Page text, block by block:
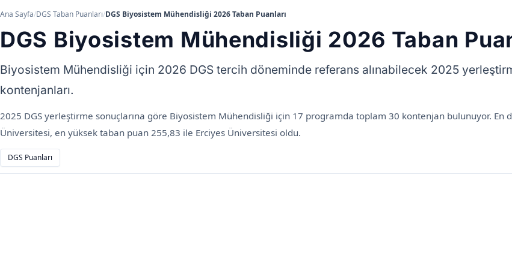
Ana Sayfa/DGS Taban Puanları/DGS Biyosistem Mühendisliği 2026 Taban Puanları
DGS Biyosistem Mühendisliği 2026 Taban
Biyosistem Mühendisliği için 2026 DGS tercih döneminde referans alınabilecek 2025
kontenjanları.
2025 DGS yerleştirme sonuçlarına göre Biyosistem Mühendisliği için 17 programda toplam 30 kontenjan bulunuyor.
Üniversitesi, en yüksek taban puan 255,83 ile Erciyes Üniversitesi oldu.
DGS Puanları